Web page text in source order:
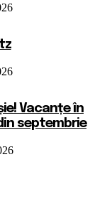
Vacanțe în
septembrie